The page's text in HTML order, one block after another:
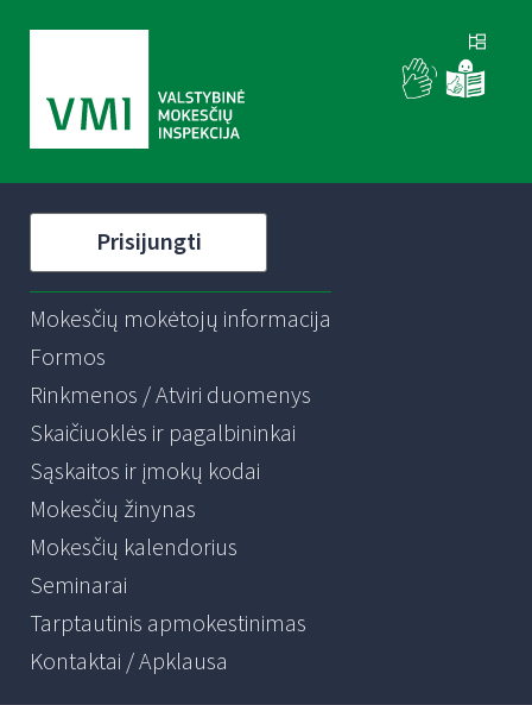
Prisijungti
Mokesčių mokėtojų informacija
Formos
Rinkmenos / Atviri duomenys
Skaičiuoklės ir pagalbininkai
Sąskaitos ir įmokų kodai
Mokesčių žinynas
Mokesčių kalendorius
Seminarai
Tarptautinis apmokestinimas
Kontaktai / Apklausa